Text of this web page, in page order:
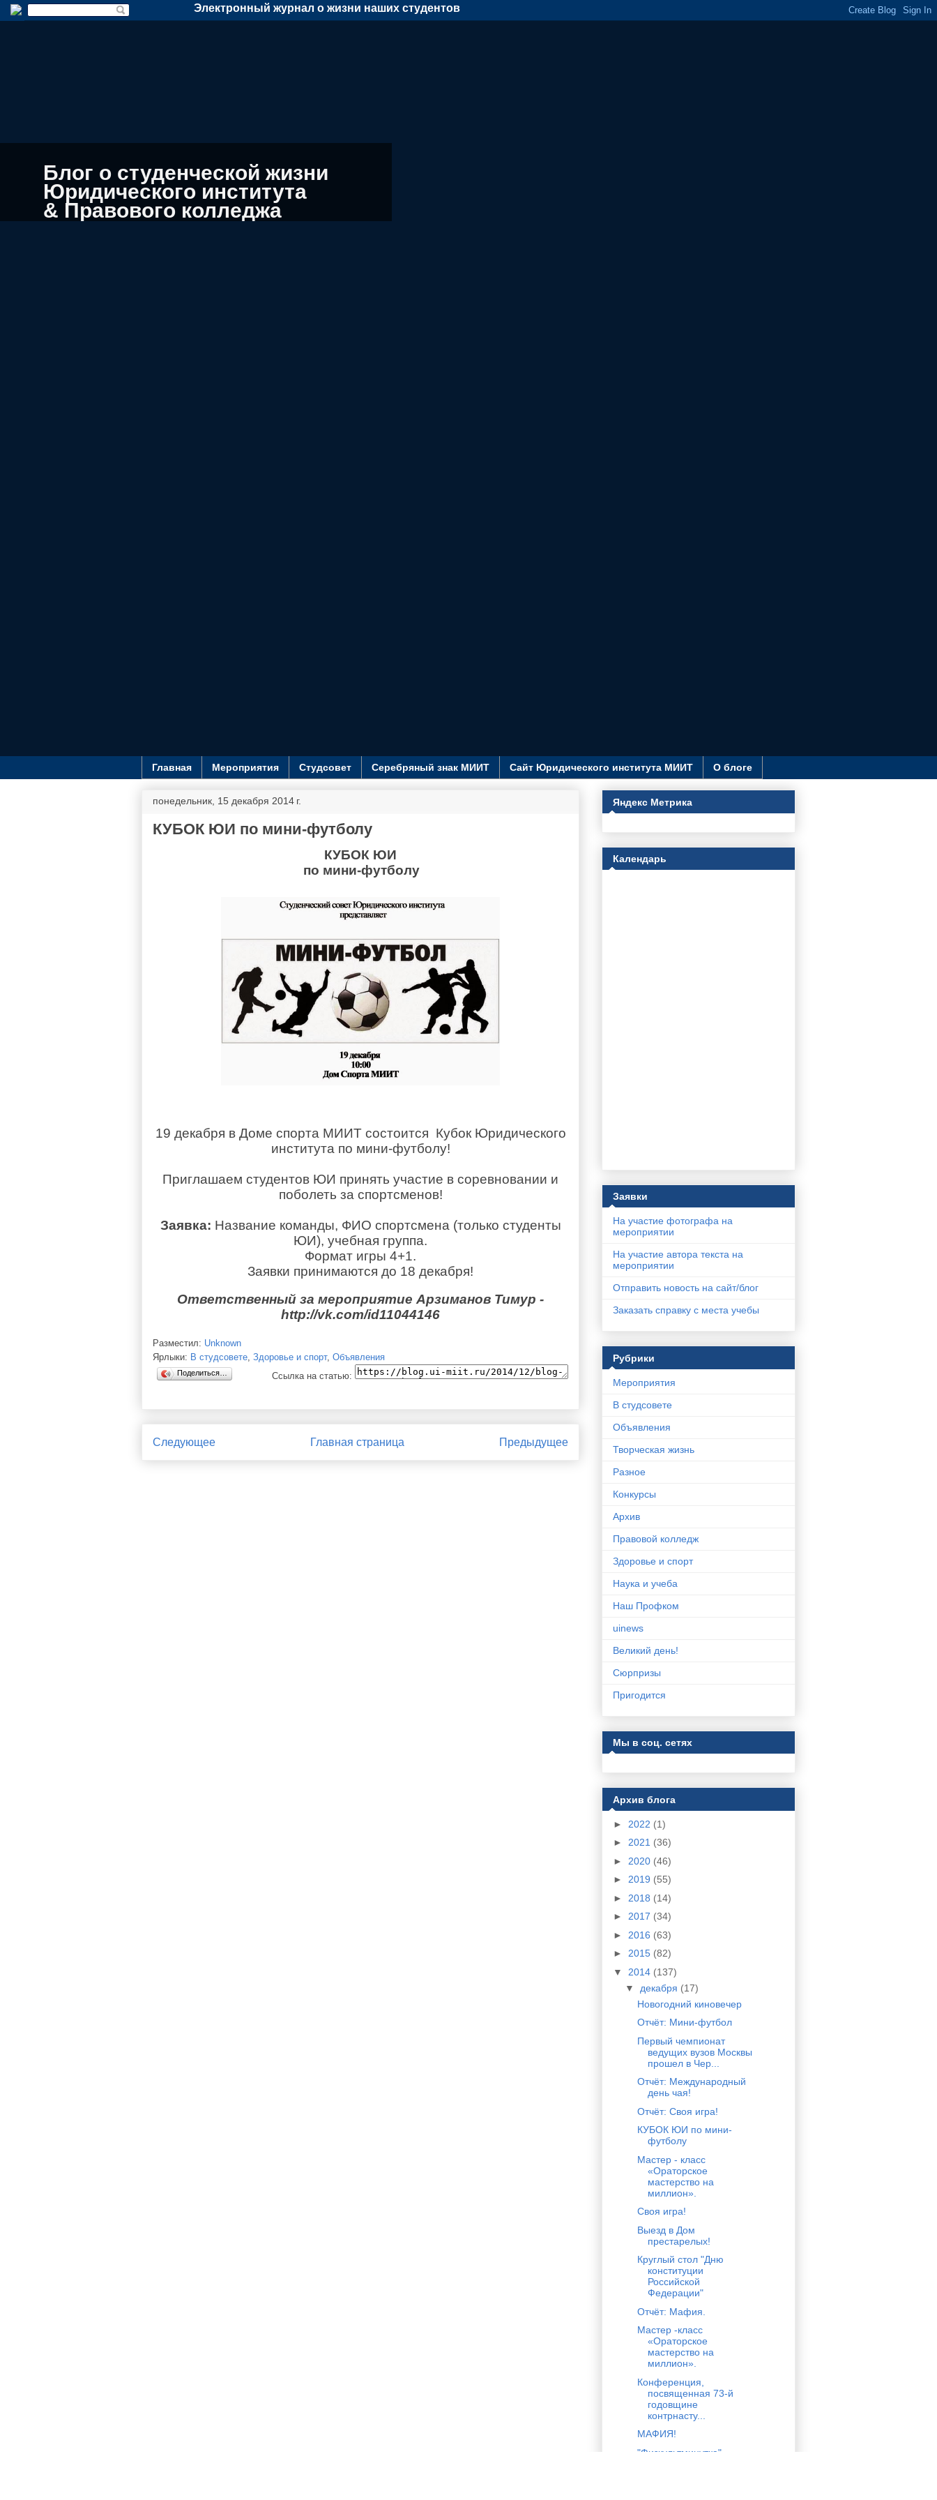
Электронный журнал о жизни наших студентов
Блог о студенческой жизни
Юридического института
& Правового колледжа
Главная Мероприятия Студсовет Серебряный знак МИИТ Сайт Юридического института МИИТ О блоге
понедельник, 15 декабря 2014 г.
КУБОК ЮИ по мини-футболу
КУБОК ЮИ
по мини-футболу
19 декабря в Доме спорта МИИТ состоится Кубок Юридического
института по мини-футболу!
Приглашаем студентов ЮИ принять участие в соревновании и
поболеть за спортсменов!
Заявка: Название команды, ФИО спортсмена (только студенты
ЮИ), учебная группа.
Формат игры 4+1.
Заявки принимаются до 18 декабря!
Ответственный за мероприятие Арзиманов Тимур -
http://vk.com/id11044146
Разместил: Unknown
Ярлыки: В студсовете Здоровье и спорт, Объявления
Ссылка на статью:
Поделиться…
Следующее Предыдущее
Главная страница
Яндекс Метрика
Календарь
Заявки
На участие фотографа на
мероприятии
На участие автора текста на
мероприятии
Отправить новость на сайт/блог
Заказать справку с места учебы
Рубрики
Мероприятия
В студсовете
Объявления
Творческая жизнь
Разное
Конкурсы
Архив
Правовой колледж
Здоровье и спорт
Наука и учеба
Наш Профком
uinews
Великий день!
Сюрпризы
Пригодится
Мы в соц. сетях
Архив блога
► 2022 (1)
► 2021 (36)
► 2020 (46)
► 2019 (55)
► 2018 (14)
► 2017 (34)
► 2016 (63)
► 2015 (82)
▼ 2014 (137)
▼ декабря (17)
Новогодний киновечер
Отчёт: Мини-футбол
Первый чемпионат
ведущих вузов Москвы
прошел в Чер...
Отчёт: Международный
день чая!
Отчёт: Своя игра!
КУБОК ЮИ по мини-
футболу
Мастер - класс
«Ораторское
мастерство на
миллион».
Своя игра!
Выезд в Дом
престарелых!
Круглый стол "Дню
конституции
Российской
Федерации"
Отчёт: Мафия.
Мастер -класс
«Ораторское
мастерство на
миллион».
Конференция,
посвященная 73-й
годовщине
контрнасту...
МАФИЯ!
"Физкультминутка"